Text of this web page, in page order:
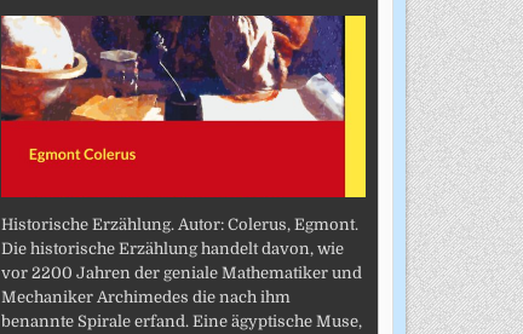
Historische Erzählung. Autor: Colerus, Egmont.
Die historische Erzählung handelt davon, wie
vor 2200 Jahren der geniale Mathematiker und
Mechaniker Archimedes die nach ihm
benannte Spirale erfand. Eine ägyptische Muse,